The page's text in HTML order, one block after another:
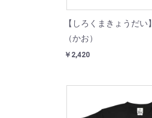
【しろくまきょうだ
（かお）
￥2,420